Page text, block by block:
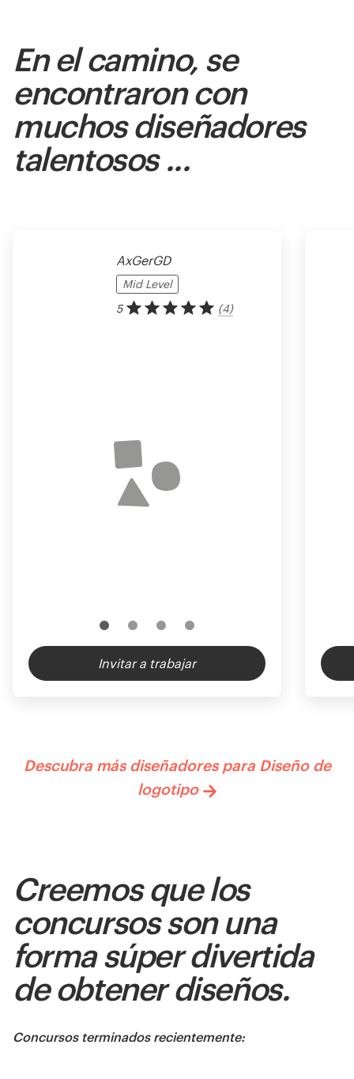
En el camino, se
encontraron con
muchos diseñadores
talentosos ...
AxGerGD
MidLevel
5
(4)
Invitar a trabajar
Descubra más diseñadores para Diseño de
logotipo
Creemos que los
concursos son una
forma súper divertida
de obtener diseños.
Concursos terminados recientemente: